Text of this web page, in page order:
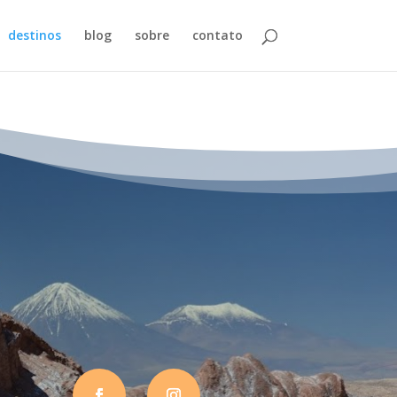
destinos blog sobre contato